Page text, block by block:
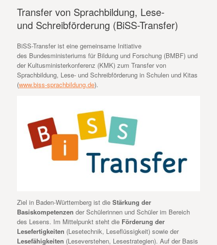
Transfer von Sprachbildung, Lese-
und Schreibförderung (BiSS-Transfer)
BiSS-Transfer ist eine gemeinsame Initiative
des Bundesministeriums für Bildung und Forschung (BMBF) und
der Kultusministerkonferenz (KMK) zum Transfer von
Sprachbildung, Lese- und Schreibförderung in Schulen und Kitas
(www.biss-sprachbildung.de).
Ziel in Baden-Württemberg ist die Stärkung der
Basiskompetenzen der Schülerinnen und Schüler im Bereich
des Lesens. Im Mittelpunkt steht die Förderung der
Lesefertigkeiten (Lesetechnik, Leseflüssigkeit) sowie der
Lesefähigkeiten (Leseverstehen, Lesestrategien). Auf der Basis